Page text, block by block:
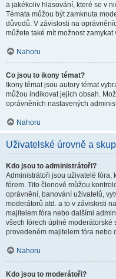
a jakékoliv hlasování, které se v
Témata můžou být zamknuta
důvodů. V závislosti na
můžete také mít možnost zamykat
Nahoru
Co jsou to ikony témat?
Ikony témat jsou autory témat
můžou indikovat jejich obsah.
oprávněních nastavených
Nahoru
Uživatelské úrovně a
Kdo jsou to administrátoři?
Administrátoři jsou uživatelé fóra,
fórem. Tito členové můžou
oprávnění, banování uživatelů,
moderátorů atd. a to v závislosti
majitelem fóra nebo dalšími
všech fórech úplné moderátorské
provedeném majitelem fóra nebo
Nahoru
Kdo jsou to moderátoři?